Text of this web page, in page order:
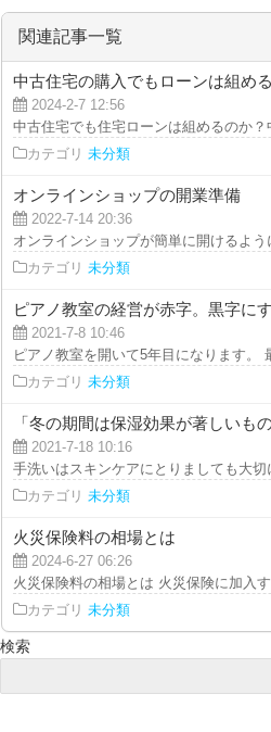
関連記事一覧
中古住宅の購入でもローンは組め
2024-2-7 12:56
中古住宅でも住宅ローンは組めるのか
カテゴリ 未分類
オンラインショップの開業準備
2022-7-14 20:36
オンラインショップが簡単に開けるよ
カテゴリ 未分類
ピアノ教室の経営が赤字。黒字に
2021-7-8 10:46
ピアノ教室を開いて5年目になります。
カテゴリ 未分類
「冬の期間は保湿効果が著しいも
2021-7-18 10:16
手洗いはスキンケアにとりましても大
カテゴリ 未分類
火災保険料の相場とは
2024-6-27 06:26
火災保険料の相場とは 火災保険に加入
カテゴリ 未分類
検索